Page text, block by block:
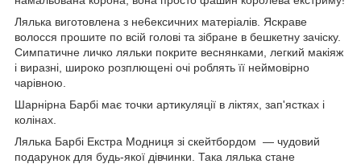
Лялька виготовлена з не6ексичних матеріалів. Яскраве
волосся прошите по всій голові та зібране в бешкетну зачіску.
Симпатичне личко ляльки покрите веснянками, легкий макіяж
і виразні, широко розплющені очі роблять її неймовірно
чарівною.
Шарнірна Барбі має точки артикуляції в ліктях, зап'ястках і
колінах.
Лялька Барбі Екстра Модниця зі скейтбордом — чудовий
подарунок для будь-якої дівчинки. Така лялька стане